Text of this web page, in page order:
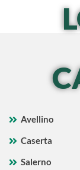
Avellino
Caserta
Salerno